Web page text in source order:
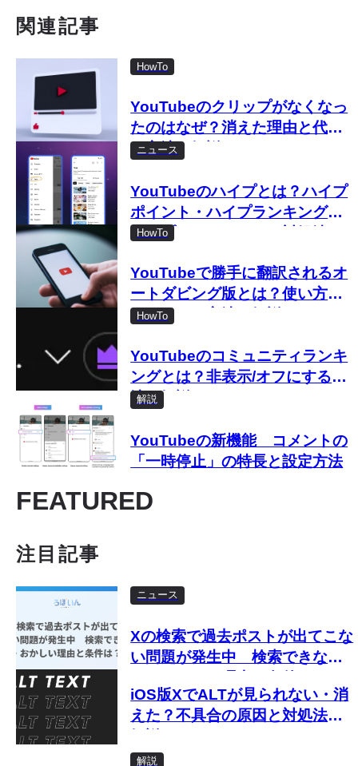
関連記事
HowTo
YouTubeのクリップがなくなっ
たのはなぜ？消えた理由と代替
の方法を解説
ニュース
YouTubeのハイプとは？ハイプ
ポイント・ハイプランキングや
ハイプできないときの対処法ま
HowTo
YouTubeで勝手に翻訳されるオ
ートダビング版とは？使い方や
オフにする方法を解説
HowTo
YouTubeのコミュニティランキ
ングとは？非表示/オフにする方
法も解説！
解説
YouTubeの新機能 コメントの
「一時停止」の特長と設定方法
FEATURED
注目記事
ニュース
Xの検索で過去ポストが出てこな
い問題が発生中 検索できな
iOS版XでALTが見られない・消
えた？不具合の原因と対処法を
解説